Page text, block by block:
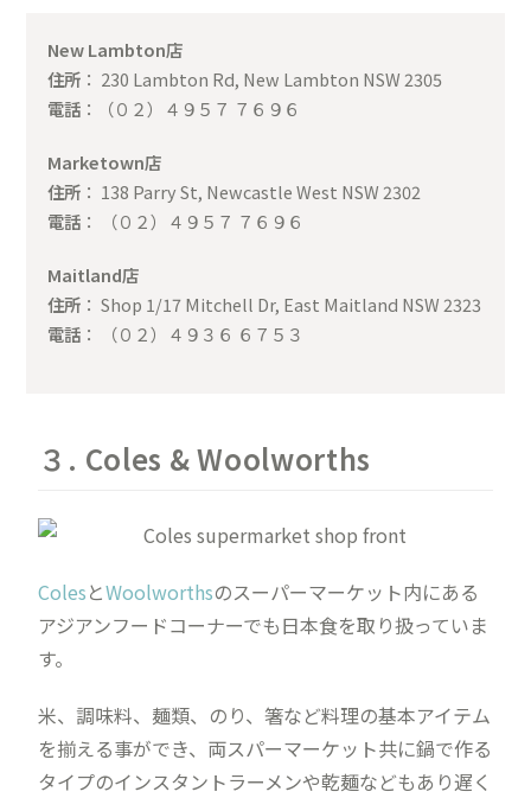
New Lambton店
住所 ： 230 Lambton Rd, New Lambton NSW 2305
電話 ：（０２）４９５７ ７６９６
Marketown店
住所 ： 138 Parry St, Newcastle West NSW 2302
電話 ： （０２）４９５７ ７６９６
Maitland店
住所 ： Shop 1/17 Mitchell Dr, East Maitland NSW 2323
電話 ： （０２）４９３６ ６７５３
３. Coles & Woolworths
ColesとWoolworthsのスーパーマーケット内にある
アジアンフードコーナーでも日本食を取り扱っていま
す。
米、調味料、麺類、のり、箸など料理の基本アイテム
を揃える事ができ、両スパーマーケット共に鍋で作る
タイプのインスタントラーメンや乾麺などもあり遅く